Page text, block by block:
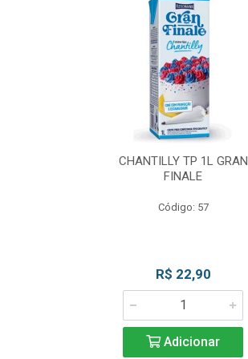
CHANTILLY TP 1L GRAN
FINALE
Código: 57
R$ 22,90
Adicionar